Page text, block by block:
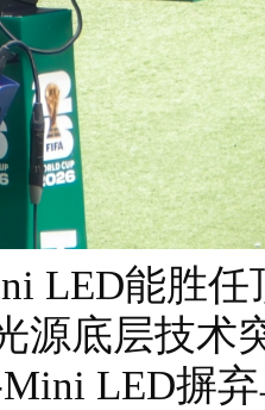
LED能胜
源底层技术
LED摒